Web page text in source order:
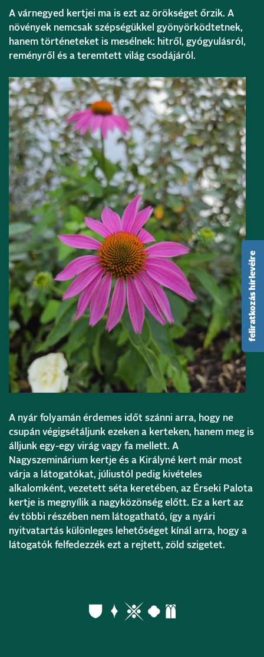
A várnegyed kertjei ma is ezt az örökséget őrzik. A
növények nemcsak szépségükkel gyönyörködtetnek,
hanem történeteket is mesélnek: hitről, gyógyulásról,
reményről és a teremtett világ csodájáról.
A nyár folyamán érdemes időt szánni arra, hogy ne
csupán végigsétáljunk ezeken a kerteken, hanem meg is
álljunk egy-egy virág vagy fa mellett. A
Nagyszeminárium kertje és a Királyné kert már most
várja a látogatókat, júliustól pedig kivételes
alkalomként, vezetett séta keretében, az Érseki Palota
kertje is megnyílik a nagyközönség előtt. Ez a kert az
év többi részében nem látogatható, így a nyári
nyitvatartás különleges lehetőséget kínál arra, hogy a
látogatók felfedezzék ezt a rejtett, zöld szigetet.
feliratkozás hírlevélre